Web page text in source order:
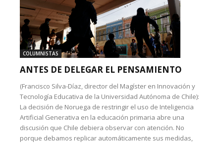
COLUMNISTAS
ANTES DE DELEGAR EL PENSAMIENTO
(Francisco Silva-Díaz, director del Magíster en Innovación y
Tecnología Educativa de la Universidad Autónoma de Chile):
La decisión de Noruega de restringir el uso de Inteligencia
Artificial Generativa en la educación primaria abre una
discusión que Chile debiera observar con atención. No
porque debamos replicar automáticamente sus medidas,